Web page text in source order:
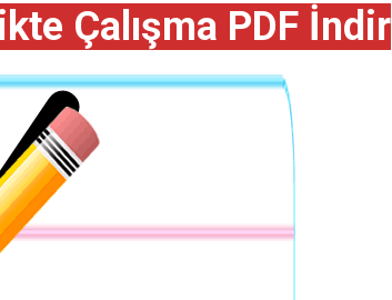
Çalışma PDF İndir